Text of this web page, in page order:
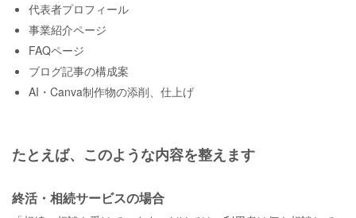
代表者プロフィール
事業紹介ページ
FAQページ
ブログ記事の構成案
AI・Canva制作物の添削、仕上げ
たとえば、このような内容を整えます
終活・相続サービスの場合